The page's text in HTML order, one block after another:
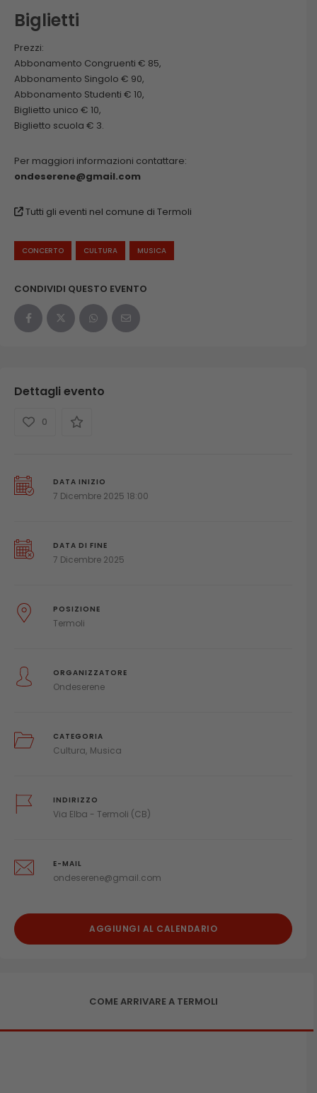
Biglietti
Prezzi:
Abbonamento Congruenti € 85,
Abbonamento Singolo € 90,
Abbonamento Studenti € 10,
Biglietto unico € 10,
Biglietto scuola € 3.
Per maggiori informazioni contattare:
ondeserene@gmail.com
Tutti gli eventi nel comune di Termoli
CONCERTO CULTURA MUSICA
CONDIVIDI QUESTO EVENTO
Dettagli evento
0
DATA INIZIO
7 Dicembre 2025 18:00
DATA DI FINE
7 Dicembre 2025
POSIZIONE
Termoli
ORGANIZZATORE
Ondeserene
CATEGORIA
Cultura Musica
INDIRIZZO
Via Elba - Termoli (CB)
E-MAIL
ondeserene@gmail.com
AGGIUNGI AL CALENDARIO
COME ARRIVARE A TERMOLI